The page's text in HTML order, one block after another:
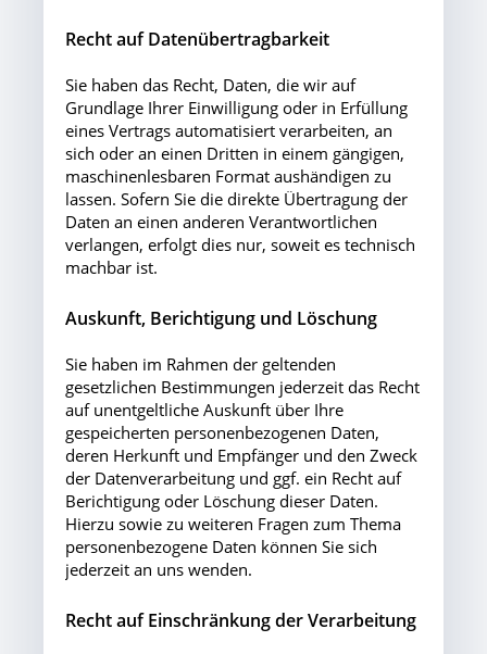
Recht auf Datenübertragbarkeit
Sie haben das Recht, Daten, die wir auf
Grundlage Ihrer Einwilligung oder in Erfüllung
eines Vertrags automatisiert verarbeiten, an
sich oder an einen Dritten in einem gängigen,
maschinenlesbaren Format aushändigen zu
lassen. Sofern Sie die direkte Übertragung der
Daten an einen anderen Verantwortlichen
verlangen, erfolgt dies nur, soweit es technisch
machbar ist.
Auskunft, Berichtigung und Löschung
Sie haben im Rahmen der geltenden
gesetzlichen Bestimmungen jederzeit das Recht
auf unentgeltliche Auskunft über Ihre
gespeicherten personenbezogenen Daten,
deren Herkunft und Empfänger und den Zweck
der Datenverarbeitung und ggf. ein Recht auf
Berichtigung oder Löschung dieser Daten.
Hierzu sowie zu weiteren Fragen zum Thema
personenbezogene Daten können Sie sich
jederzeit an uns wenden.
Recht auf Einschränkung der Verarbeitung